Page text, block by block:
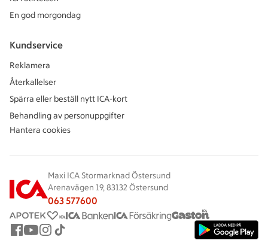
En god morgondag
Kundservice
Reklamera
Återkallelser
Spärra eller beställ nytt ICA-kort
Behandling av personuppgifter
Hantera cookies
Maxi ICA Stormarknad Östersund
Arenavägen 19, 83132 Östersund
063 577600